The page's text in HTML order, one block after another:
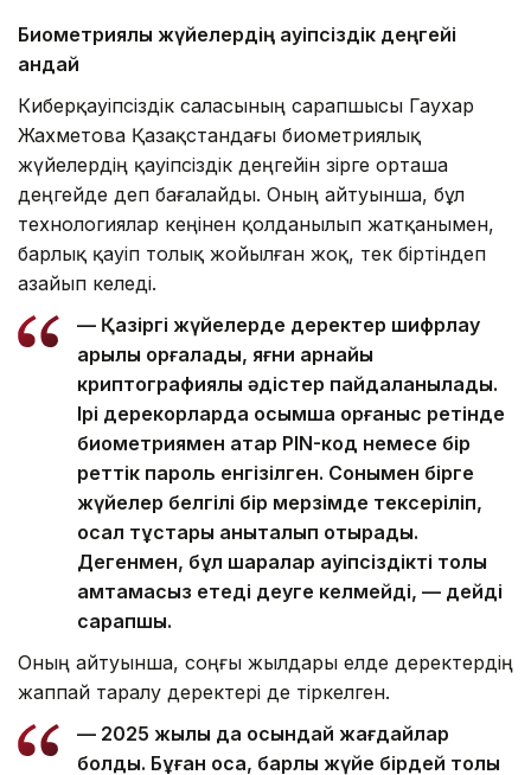
Биометриялық жүйелердің қауіпсіздік деңгейі
қандай
Киберқауіпсіздік саласының сарапшысы Гаухар
Жахметова Қазақстандағы биометриялық
жүйелердің қауіпсіздік деңгейін әзірге орташа
деңгейде деп бағалайды. Оның айтуынша, бұл
технологиялар кеңінен қолданылып жатқанымен,
барлық қауіп толық жойылған жоқ, тек біртіндеп
азайып келеді.
— Қазіргі жүйелерде деректер шифрлау
арқылы қорғалады, яғни арнайы
криптографиялық әдістер пайдаланылады.
Ірі дерекқорларда қосымша қорғаныс ретінде
биометриямен қатар PIN-код немесе бір
реттік пароль енгізілген. Сонымен бірге
жүйелер белгілі бір мерзімде тексеріліп,
осал тұстары анықталып отырады.
Дегенмен, бұл шаралар қауіпсіздікті толық
қамтамасыз етеді деуге келмейді, — дейді
сарапшы.
Оның айтуынша, соңғы жылдары елде деректердің
жаппай таралу деректері де тіркелген.
— 2025 жылы да осындай жағдайлар
болды. Бұған қоса, барлық жүйе бірдей толық